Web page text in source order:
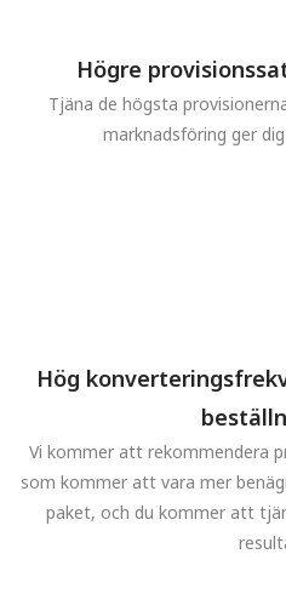
Högre
Tjäna de högsta
marknadsföring ger
Hög
Vi kommer att rekommendera
som kommer att vara mer
paket, och du kommer att